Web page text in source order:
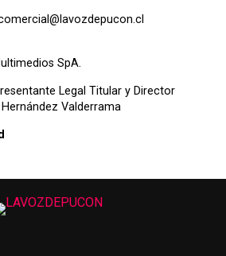
SpA.
Legal Titular y Director
Valderrama